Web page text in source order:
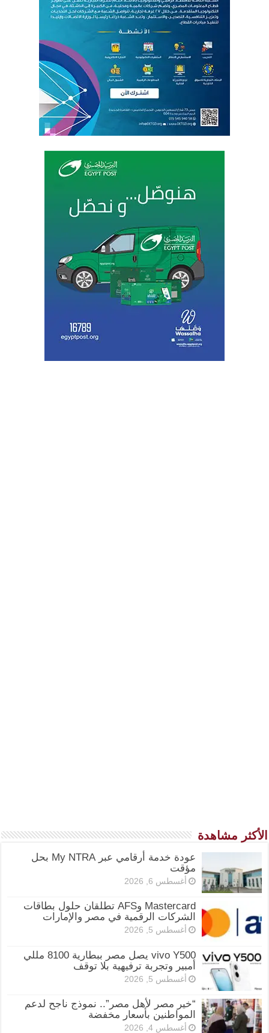
الأكثر مشاهدة
عودة خدمة أرقامي عبر My NTRA بحل
مؤقت
أغسطس 6, 2026
Mastercard وAFS تطلقان حلول بطاقات
الشركات الرقمية في مصر والإمارات
أغسطس 5, 2026
vivo Y500 يصل مصر ببطارية 8100 مللي
أمبير وتجربة ترفيهية بلا توقف
أغسطس 5, 2026
“خير مصر لأهل مصر”.. نموذج ناجح لدعم
المواطنين بأسعار مخفضة
أغسطس 4, 2026